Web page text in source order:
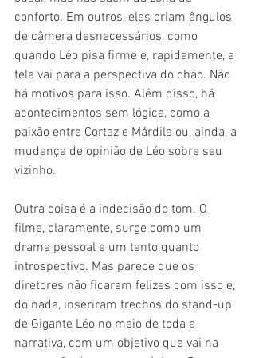
conforto. Em outros, eles criam ângulos
de câmera desnecessários, como
quando Léo pisa firme e, rapidamente, a
tela vai para a perspectiva do chão. Não
há motivos para isso. Além disso, há
acontecimentos sem lógica, como a
paixão entre Cortaz e Márdila ou, ainda, a
mudança de opinião de Léo sobre seu
vizinho.
Outra coisa é a indecisão do tom. O
filme, claramente, surge como um
drama pessoal e um tanto quanto
introspectivo. Mas parece que os
diretores não ficaram felizes com isso e,
do nada, inseriram trechos do stand-up
de Gigante Léo no meio de toda a
narrativa, com um objetivo que vai na